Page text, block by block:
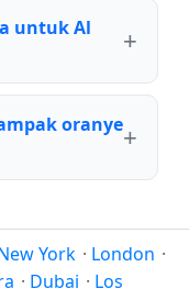
untuk Al
oranye
York · London ·
· Dubai · Los